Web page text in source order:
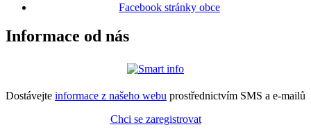
Facebook stránky obce
Informace od nás
Dostávejte informace z našeho webu prostřednictvím SMS a e-mailů
Chci se zaregistrovat